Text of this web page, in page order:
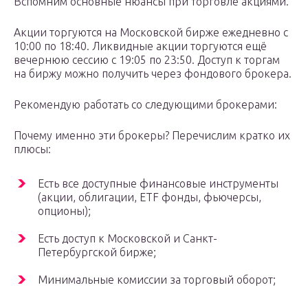
Акции торгуются на Московской бирже ежедневно с
10:00 по 18:40. Ликвидные акции торгуются ещё
вечернюю сессию с 19:05 по 23:50. Доступ к торгам
на биржу можно получить через фондового брокера.
Рекомендую работать со следующими брокерами:
Почему именно эти брокеры? Перечислим кратко их
плюсы:
Есть все доступные финансовые инструменты
(акции, облигации, ETF фонды, фьючерсы,
опционы);
Есть доступ к Московской и Санкт-
Петербургской бирже;
Минимальные комиссии за торговый оборот;